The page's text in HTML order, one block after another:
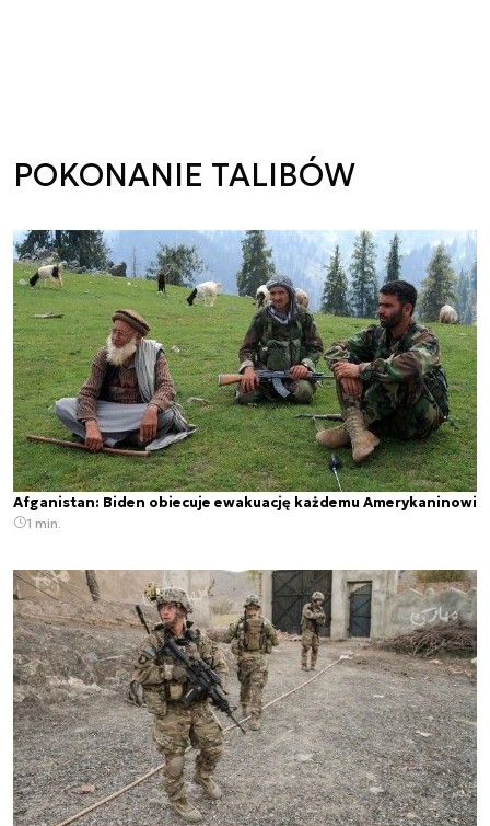
POKONANIE TALIBÓW
Afganistan: Biden obiecuje ewakuację każdemu Amerykaninowi
1 min.